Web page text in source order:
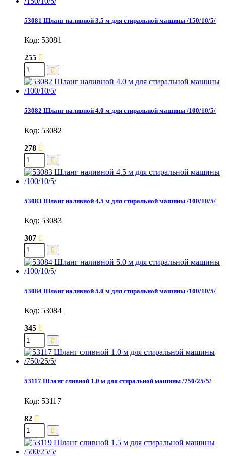
53081 Шланг наливной 3.5 м для стиральной машины /150/10/5/
Код: 53081
255
53082 Шланг наливной 4.0 м для стиральной машины /100/10/5/
Код: 53082
278
53083 Шланг наливной 4.5 м для стиральной машины /100/10/5/
Код: 53083
307
53084 Шланг наливной 5.0 м для стиральной машины /100/10/5/
Код: 53084
345
53117 Шланг сливной 1.0 м для стиральной машины /750/25/5/
Код: 53117
82